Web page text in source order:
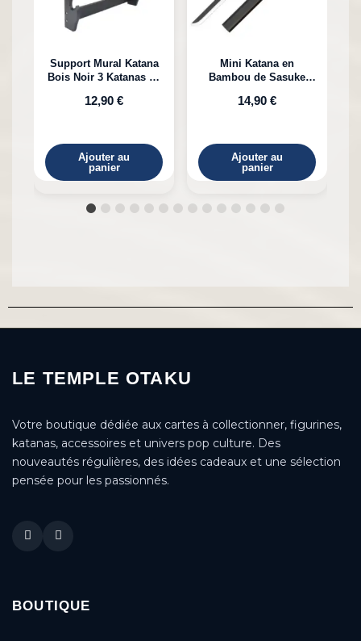
Support Mural Katana
Bois Noir 3 Katanas en
12,90 €
Ajouter au
panier
Mini Katana en
Bambou de Sasuke
14,90 €
Ajouter au
panier
LE TEMPLE OTAKU
Votre boutique dédiée aux cartes à collectionner, figurines,
katanas, accessoires et univers pop culture. Des
nouveautés régulières, des idées cadeaux et une sélection
pensée pour les passionnés.
BOUTIQUE